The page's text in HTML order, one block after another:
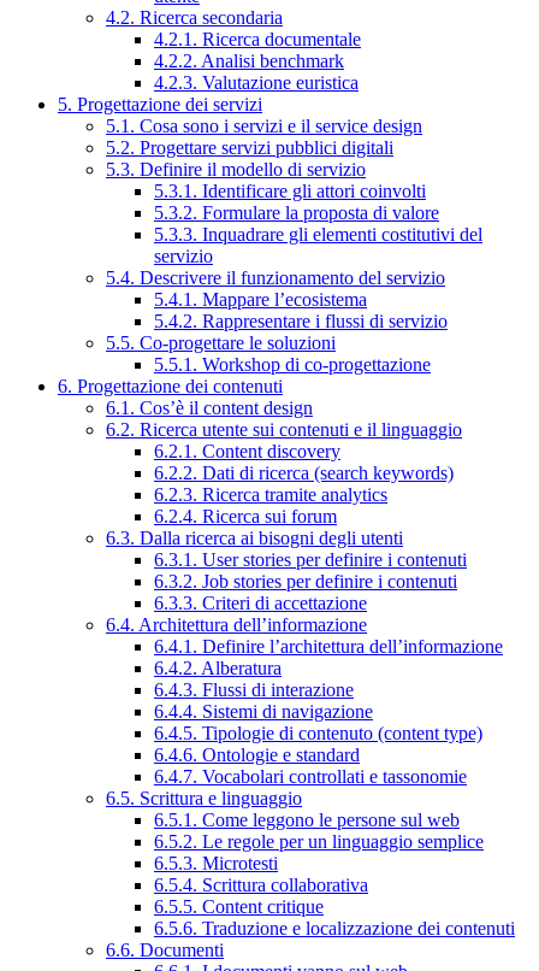
4.2. Ricerca secondaria
4.2.1. Ricerca documentale
4.2.2. Analisi benchmark
4.2.3. Valutazione euristica
5. Progettazione dei servizi
5.1. Cosa sono i servizi e il service design
5.2. Progettare servizi pubblici digitali
5.3. Definire il modello di servizio
5.3.1. Identificare gli attori coinvolti
5.3.2. Formulare la proposta di valore
5.3.3. Inquadrare gli elementi costitutivi del
servizio
5.4. Descrivere il funzionamento del servizio
5.4.1. Mappare l’ecosistema
5.4.2. Rappresentare i flussi di servizio
5.5. Co-progettare le soluzioni
5.5.1. Workshop di co-progettazione
6. Progettazione dei contenuti
6.1. Cos’è il content design
6.2. Ricerca utente sui contenuti e il linguaggio
6.2.1. Content discovery
6.2.2. Dati di ricerca (search keywords)
6.2.3. Ricerca tramite analytics
6.2.4. Ricerca sui forum
6.3. Dalla ricerca ai bisogni degli utenti
6.3.1. User stories per definire i contenuti
6.3.2. Job stories per definire i contenuti
6.3.3. Criteri di accettazione
6.4. Architettura dell’informazione
6.4.1. Definire l’architettura dell’informazione
6.4.2. Alberatura
6.4.3. Flussi di interazione
6.4.4. Sistemi di navigazione
6.4.5. Tipologie di contenuto (content type)
6.4.6. Ontologie e standard
6.4.7. Vocabolari controllati e tassonomie
6.5. Scrittura e linguaggio
6.5.1. Come leggono le persone sul web
6.5.2. Le regole per un linguaggio semplice
6.5.3. Microtesti
6.5.4. Scrittura collaborativa
6.5.5. Content critique
6.5.6. Traduzione e localizzazione dei contenuti
6.6. Documenti